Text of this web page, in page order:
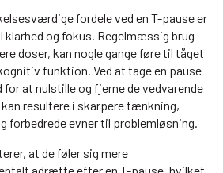
fordele ved en T-pause er
klarhed og fokus. Regelmæssig brug
doser, kan nogle gange føre til tåget
funktion. Ved at tage en pause
for at nulstille og fjerne de vedvarende
resultere i skarpere tænkning,
forbedrede evner til problemløsning.
at de føler sig mere